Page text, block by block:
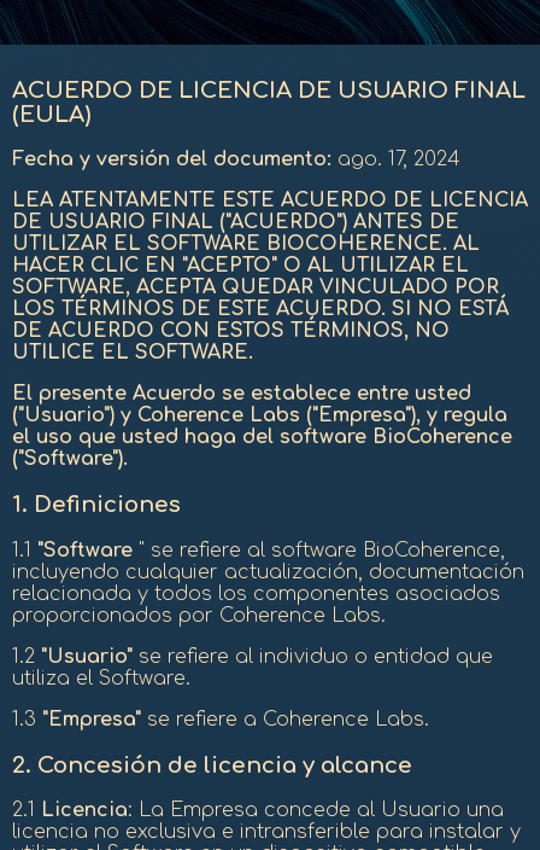
ACUERDO DE LICENCIA DE USUARIO FINAL
(EULA)
Fecha y versión del documento: ago. 17, 2024
LEA ATENTAMENTE ESTE ACUERDO DE LICENCIA
DE USUARIO FINAL ("ACUERDO") ANTES DE
UTILIZAR EL SOFTWARE BIOCOHERENCE. AL
HACER CLIC EN "ACEPTO" O AL UTILIZAR EL
SOFTWARE, ACEPTA QUEDAR VINCULADO POR
LOS TÉRMINOS DE ESTE ACUERDO. SI NO ESTÁ
DE ACUERDO CON ESTOS TÉRMINOS, NO
UTILICE EL SOFTWARE.
El presente Acuerdo se establece entre usted
("Usuario") y Coherence Labs ("Empresa"), y regula
el uso que usted haga del software BioCoherence
("Software").
1. Definiciones
1.1 "Software" se refiere al software BioCoherence,
incluyendo cualquier actualización, documentación
relacionada y todos los componentes asociados
proporcionados por Coherence Labs.
1.2 "Usuario"se refiere al individuo o entidad que
utiliza el Software.
1.3 "Empresa"se refiere a Coherence Labs.
2. Concesión de licencia y alcance
2.1 Licencia: La Empresa concede al Usuario una
licencia no exclusiva e intransferible para instalar y